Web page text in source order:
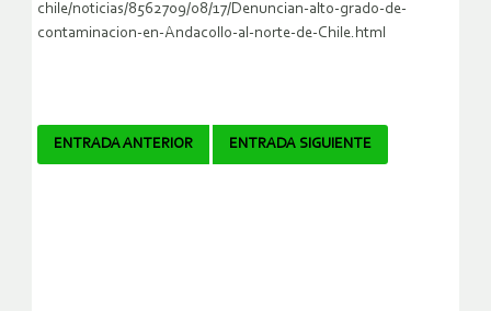
chile/noticias/8562709/08/17/Denuncian-alto-grado-de-
contaminacion-en-Andacollo-al-norte-de-Chile.html
Navegador
ENTRADA ANTERIOR ENTRADA SIGUIENTE